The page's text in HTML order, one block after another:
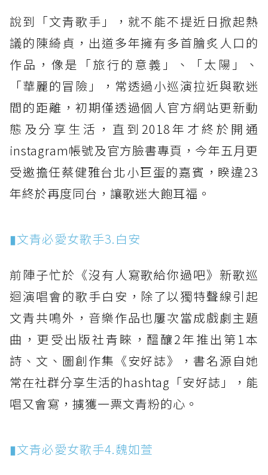
說到「文青歌手」，就不能不提近日掀起熱
議的陳綺貞，出道多年擁有多首膾炙人口的
作品，像是「旅行的意義」、「太陽」、
「華麗的冒險」，常透過小巡演拉近與歌迷
間的距離，初期僅透過個人官方網站更新動
態及分享生活，直到2018年才終於開通
instagram帳號及官方臉書專頁，今年五月更
受邀擔任蔡健雅台北小巨蛋的嘉賓，睽違23
年終於再度同台，讓歌迷大飽耳福。
▮文青必愛女歌手3.白安
前陣子忙於《沒有人寫歌給你過吧》新歌巡
迴演唱會的歌手白安，除了以獨特聲線引起
文青共鳴外，音樂作品也屢次當成戲劇主題
曲，更受出版社青睞，醞釀2年推出第1本
詩、文、圖創作集《安好誌》，書名源自她
常在社群分享生活的hashtag「安好誌」，能
唱又會寫，擄獲一票文青粉的心。
▮文青必愛女歌手4.魏如萱